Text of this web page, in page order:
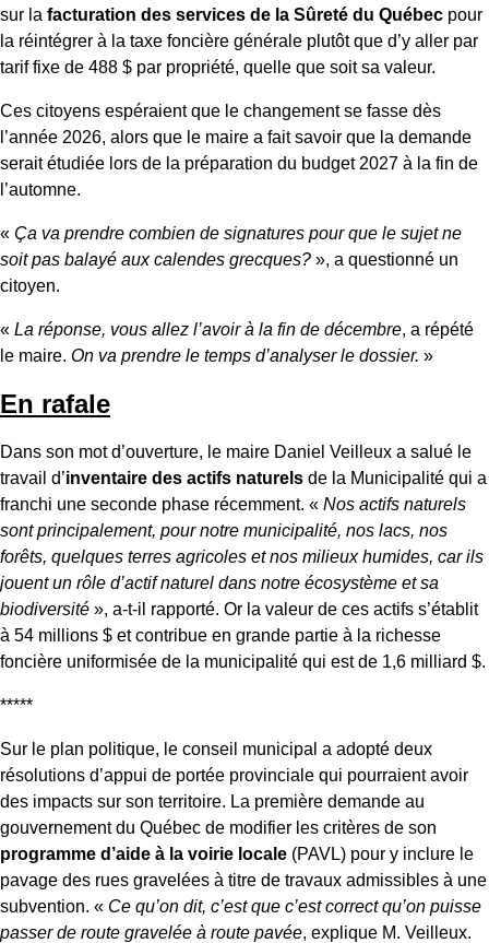
sur la facturation des services de la Sûreté du Québec pour
la réintégrer à la taxe foncière générale plutôt que d’y aller par
tarif fixe de 488 $ par propriété, quelle que soit sa valeur.
Ces citoyens espéraient que le changement se fasse dès
l’année 2026, alors que le maire a fait savoir que la demande
serait étudiée lors de la préparation du budget 2027 à la fin de
l’automne.
« Ça va prendre combien de signatures pour que le sujet ne
soit pas balayé aux calendes grecques? », a questionné un
citoyen.
« La réponse, vous allez l’avoir à la fin de décembre, a répété
le maire. On va prendre le temps d’analyser le dossier. »
En rafale
Dans son mot d’ouverture, le maire Daniel Veilleux a salué le
travail d’inventaire des actifs naturels de la Municipalité qui a
franchi une seconde phase récemment. « Nos actifs naturels
sont principalement, pour notre municipalité, nos lacs, nos
forêts, quelques terres agricoles et nos milieux humides, car ils
jouent un rôle d’actif naturel dans notre écosystème et sa
biodiversité », a-t-il rapporté. Or la valeur de ces actifs s’établit
à 54 millions $ et contribue en grande partie à la richesse
foncière uniformisée de la municipalité qui est de 1,6 milliard $.
*****
Sur le plan politique, le conseil municipal a adopté deux
résolutions d’appui de portée provinciale qui pourraient avoir
des impacts sur son territoire. La première demande au
gouvernement du Québec de modifier les critères de son
programme d’aide à la voirie locale (PAVL) pour y inclure le
pavage des rues gravelées à titre de travaux admissibles à une
subvention. « Ce qu’on dit, c’est que c’est correct qu’on puisse
passer de route gravelée à route pavée, explique M. Veilleux.